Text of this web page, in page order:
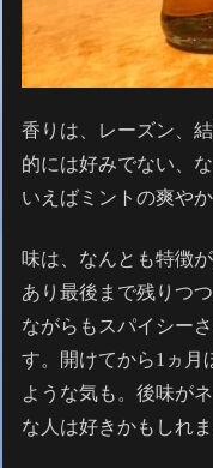
香りは、レーズン、
的には好みでない、
いえばミントの爽や
味は、なんとも特徴
あり最後まで残りつ
ながらもスパイシー
す。開けてから1ヵ月
ような気も。後味が
な人は好きかもしれま